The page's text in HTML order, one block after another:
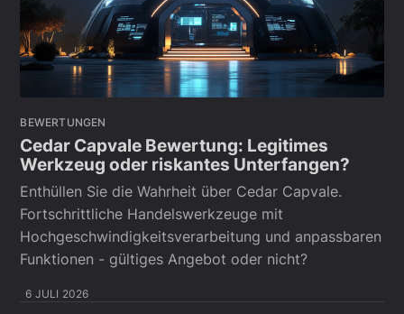
BEWERTUNGEN
Cedar Capvale Bewertung: Legitimes
Werkzeug oder riskantes Unterfangen?
Enthüllen Sie die Wahrheit über Cedar Capvale.
Fortschrittliche Handelswerkzeuge mit
Hochgeschwindigkeitsverarbeitung und anpassbaren
Funktionen - gültiges Angebot oder nicht?
6 JULI 2026